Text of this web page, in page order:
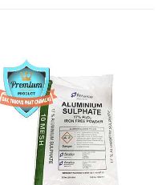
Phèn Nhôm – Al2(SO4)3 17%
Ấn Độ India